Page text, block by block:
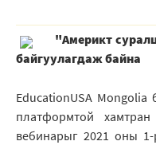
"Америкт
байгуулагдаж байна
EducationUSA
платформтой
вебинарыг 2021 оны